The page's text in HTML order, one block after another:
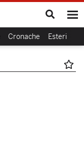
Cronache Esteri